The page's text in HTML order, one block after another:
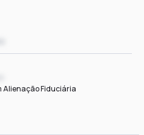
Alienação Fiduciária